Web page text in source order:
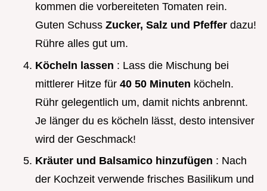
kommen die vorbereiteten Tomaten rein.
Guten Schuss Zucker, Salz und Pfeffer dazu!
Rühre alles gut um.
Köcheln lassen : Lass die Mischung bei
mittlerer Hitze für 40 50 Minuten köcheln.
Rühr gelegentlich um, damit nichts anbrennt.
Je länger du es köcheln lässt, desto intensiver
wird der Geschmack!
Kräuter und Balsamico hinzufügen : Nach
der Kochzeit verwende frisches Basilikum und